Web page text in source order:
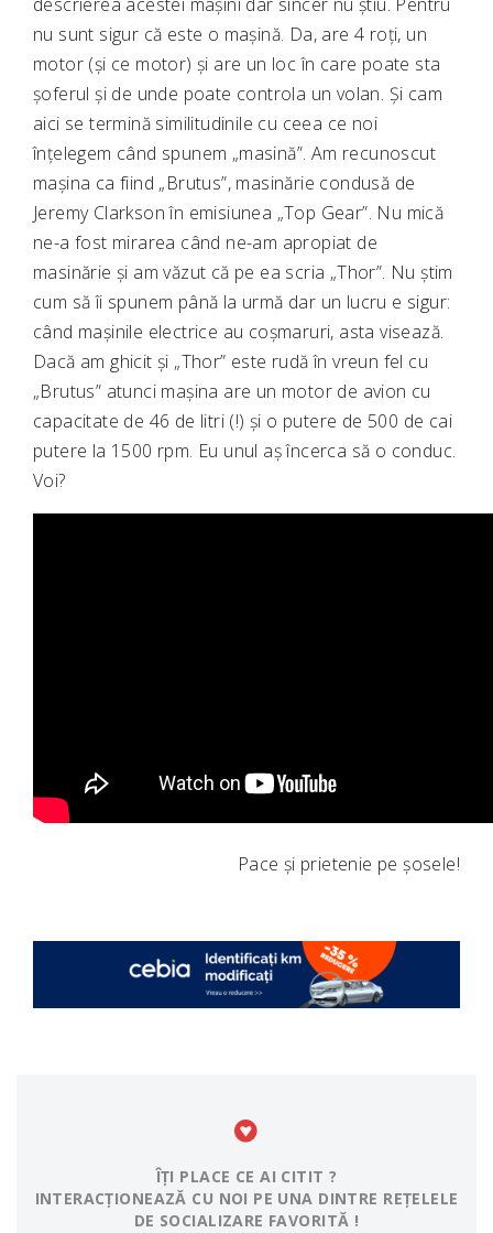
nu sunt sigur că este o mașină. Da, are 4 roți, un
motor (și ce motor) și are un loc în care poate sta
șoferul și de unde poate controla un volan. Și cam
aici se termină similitudinile cu ceea ce noi
înțelegem când spunem „masină”. Am recunoscut
mașina ca fiind „Brutus”, masinărie condusă de
Jeremy Clarkson în emisiunea „Top Gear”. Nu mică
ne-a fost mirarea când ne-am apropiat de
masinărie și am văzut că pe ea scria „Thor”. Nu știm
cum să îi spunem până la urmă dar un lucru e sigur:
când mașinile electrice au coșmaruri, asta visează.
Dacă am ghicit și „Thor” este rudă în vreun fel cu
„Brutus” atunci mașina are un motor de avion cu
capacitate de 46 de litri (!) și o putere de 500 de cai
putere la 1500 rpm. Eu unul aș încerca să o conduc.
Voi?
Pace și prietenie pe șosele!
ÎȚI PLACE CE AI CITIT ?
INTERACȚIONEAZĂ CU NOI PE UNA DINTRE REȚELELE
DE SOCIALIZARE FAVORITĂ !